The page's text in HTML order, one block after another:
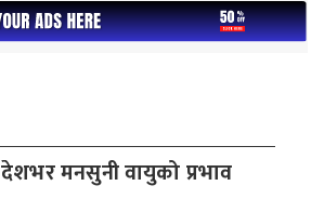
देशभर मनसुनी वायुको प्रभाव